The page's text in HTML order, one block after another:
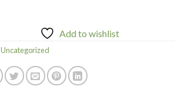
Add to wishlist
Uncategorized